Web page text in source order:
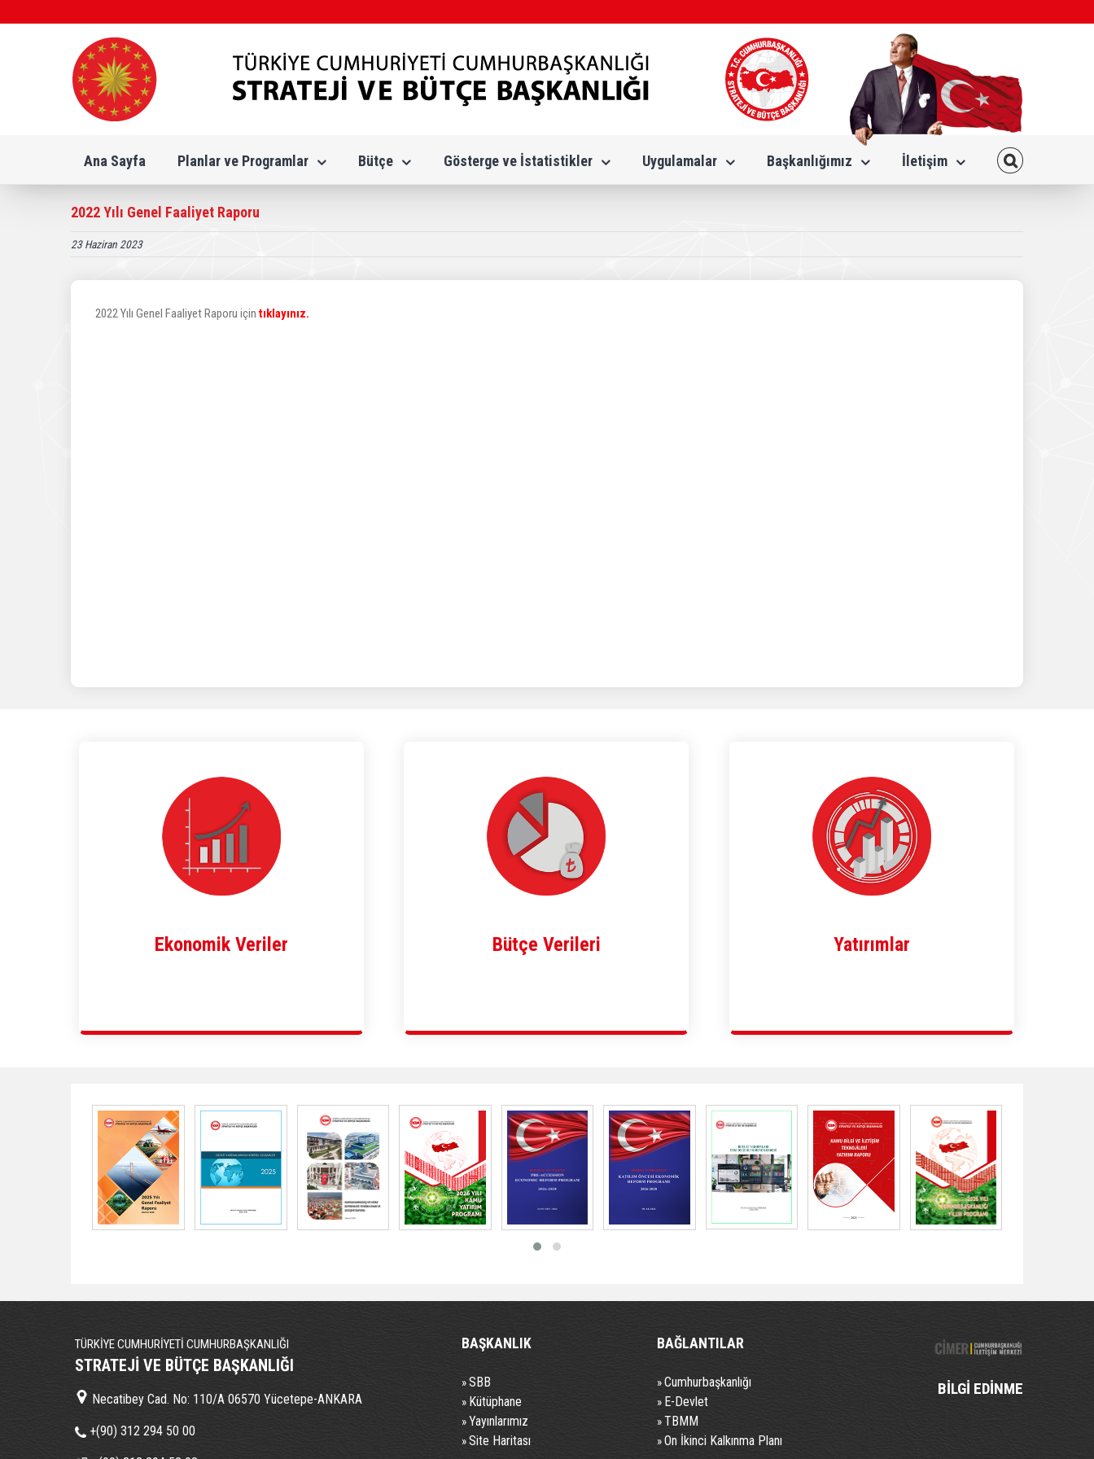
to
Ana Sayfa Planlar ve Programlar Bütçe Gösterge ve İstatistikler Uygulamalar Başkanlığımız İletişim
2022 Yılı Genel Faaliyet Raporu
23 Haziran 2023
2022 Yılı Genel Faaliyet Raporu için tıklayınız.
Ekonomik Veriler Bütçe Verileri Yatırımlar
TÜRKİYE CUMHURİYETİ CUMHURBAŞKANLIĞI
STRATEJİ VE BÜTÇE BAŞKANLIĞI
Necatibey Cad. No: 110/A 06570 Yücetepe-ANKARA
+(90) 312 294 50 00
BAŞKANLIK
»SBB
» Kütüphane
»Yayınlarımız
»Site Haritası
BAĞLANTILAR
»Cumhurbaşkanlığı
» E-Devlet
»TBMM
»On İkinci Kalkınma Planı
BİLGİ EDİNME